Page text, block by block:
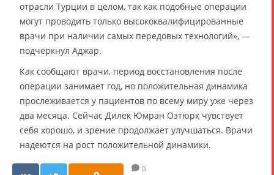
отрасли Турции в целом, так как подобные операции
могут проводить только высококвалифицированные
врачи при наличии самых передовых технологий», —
подчеркнул Аджар.
Как сообщают врачи, период восстановления после
операции занимает год, но положительная динамика
прослеживается у пациентов по всему миру уже через
два месяца. Сейчас Дилек Юмран Озтюрк чувствует
себя хорошо, и зрение продолжает улучшаться. Врачи
надеются на рост положительной динамики.
0